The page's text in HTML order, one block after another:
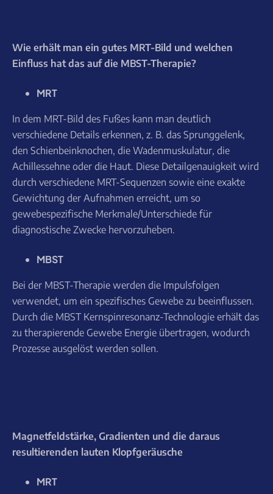
Wie erhält man ein gutes MRT-Bild und welchen
Einfluss hat das auf die MBST-Therapie?
MRT
In dem MRT-Bild des Fußes kann man deutlich
verschiedene Details erkennen, z. B. das Sprunggelenk,
den Schienbeinknochen, die Wadenmuskulatur, die
Achillessehne oder die Haut. Diese Detailgenauigkeit wird
durch verschiedene MRT-Sequenzen sowie eine exakte
Gewichtung der Aufnahmen erreicht, um so
gewebespezifische Merkmale/Unterschiede für
diagnostische Zwecke hervorzuheben.
MBST
Bei der MBST-Therapie werden die Impulsfolgen
verwendet, um ein spezifisches Gewebe zu beeinflussen.
Durch die MBST Kernspinresonanz-Technologie erhält das
zu therapierende Gewebe Energie übertragen, wodurch
Prozesse ausgelöst werden sollen.
Magnetfeldstärke, Gradienten und die daraus
resultierenden lauten Klopfgeräusche
MRT